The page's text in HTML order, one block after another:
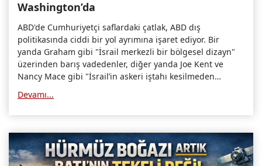
Washington’da
ABD'de Cumhuriyetçi saflardaki çatlak, ABD dış
politikasında ciddi bir yol ayrımına işaret ediyor. Bir
yanda Graham gibi "İsrail merkezli bir bölgesel dizayn"
üzerinden barış vadedenler, diğer yanda Joe Kent ve
Nancy Mace gibi "İsrail’in askeri iştahı kesilmeden
alıyor.
Devamı...